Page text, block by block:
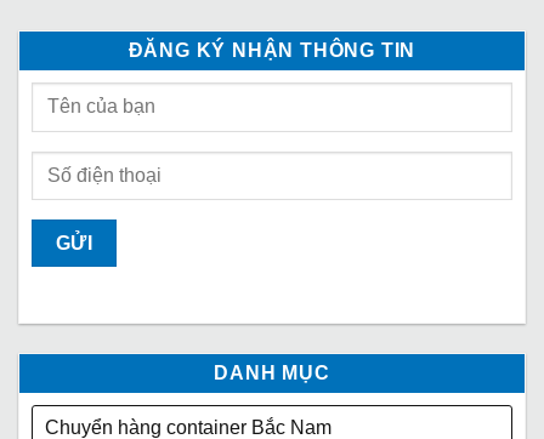
ĐĂNG KÝ NHẬN THÔNG TIN
DANH MỤC
Chuyển hàng container Bắc Nam